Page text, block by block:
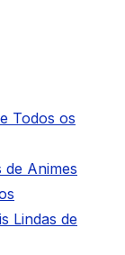
Todos os
de Animes
Lindas de